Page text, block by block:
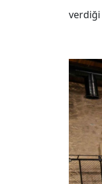
verdiği